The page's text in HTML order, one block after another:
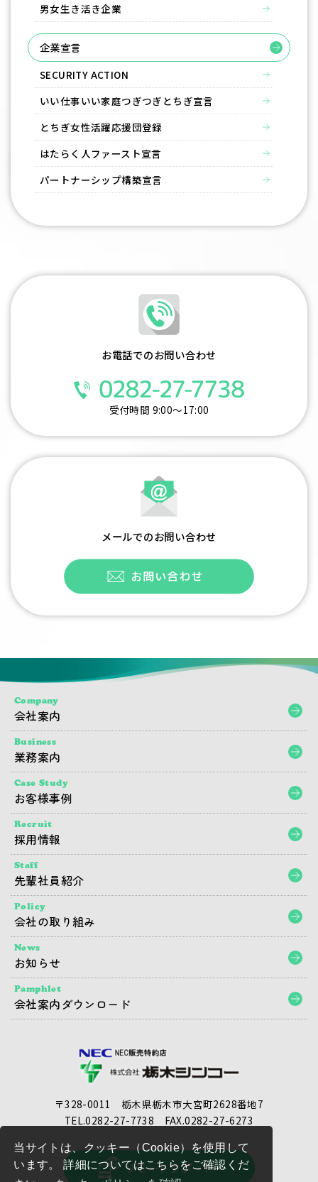
当サイトは、クッキー（Cookie）を使用して
います。 詳細についてはこちらをご確認くだ
男女生き活き企業
企業宣言
SECURITY ACTION
いい仕事いい家庭つぎつぎとちぎ宣言
とちぎ女性活躍応援団登録
はたらく⼈ファースト宣⾔
パートナーシップ構築宣言
お電話でのお問い合わせ
受付時間 9:00～17:00
メールでのお問い合わせ
Company
会社案内
Business
業務案内
Case Study
お客様事例
Recruit
採用情報
Staff
先輩社員紹介
Policy
会社の取り組み
News
お知らせ
Pamphlet
会社案内ダウンロード
〒328-0011 栃木県栃木市大宮町2628番地7
TEL.0282-27-7738 FAX.0282-27-6273